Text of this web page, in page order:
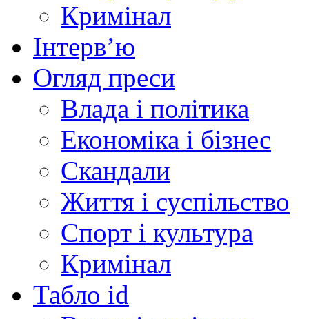
Кримінал
Інтерв’ю
Огляд преси
Влада і політика
Економіка і бізнес
Скандали
Життя і суспільство
Спорт і культура
Кримінал
Табло id